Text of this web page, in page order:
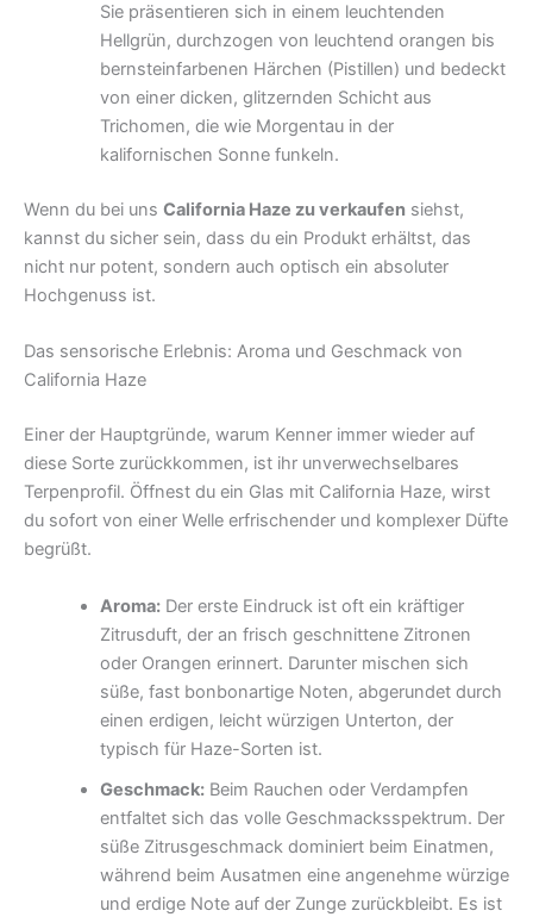
Sie präsentieren sich in einem leuchtenden
Hellgrün, durchzogen von leuchtend orangen bis
bernsteinfarbenen Härchen (Pistillen) und bedeckt
von einer dicken, glitzernden Schicht aus
Trichomen, die wie Morgentau in der
kalifornischen Sonne funkeln.
Wenn du bei uns California Haze zu verkaufen siehst,
kannst du sicher sein, dass du ein Produkt erhältst, das
nicht nur potent, sondern auch optisch ein absoluter
Hochgenuss ist.
Das sensorische Erlebnis: Aroma und Geschmack von
California Haze
Einer der Hauptgründe, warum Kenner immer wieder auf
diese Sorte zurückkommen, ist ihr unverwechselbares
Terpenprofil. Öffnest du ein Glas mit California Haze, wirst
du sofort von einer Welle erfrischender und komplexer Düfte
begrüßt.
Aroma:Der erste Eindruck ist oft ein kräftiger
Zitrusduft, der an frisch geschnittene Zitronen
oder Orangen erinnert. Darunter mischen sich
süße, fast bonbonartige Noten, abgerundet durch
einen erdigen, leicht würzigen Unterton, der
typisch für Haze-Sorten ist.
Geschmack:Beim Rauchen oder Verdampfen
entfaltet sich das volle Geschmacksspektrum. Der
süße Zitrusgeschmack dominiert beim Einatmen,
während beim Ausatmen eine angenehme würzige
und erdige Note auf der Zunge zurückbleibt. Es ist